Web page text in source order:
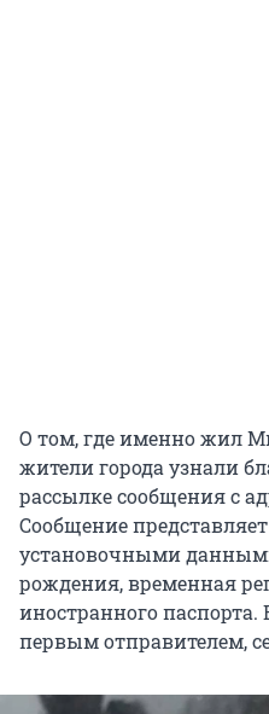
О том, где именно жил
жители города узнали
рассылке сообщения с
Сообщение
установочными
рождения, временная
иностранного
первым отправителем,